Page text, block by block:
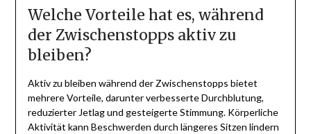
Welche Vorteile hat es, während
der Zwischenstopps aktiv zu
bleiben?
Aktiv zu bleiben während der Zwischenstopps bietet
mehrere Vorteile, darunter verbesserte Durchblutung,
reduzierter Jetlag und gesteigerte Stimmung. Körperliche
Aktivität kann Beschwerden durch längeres Sitzen lindern